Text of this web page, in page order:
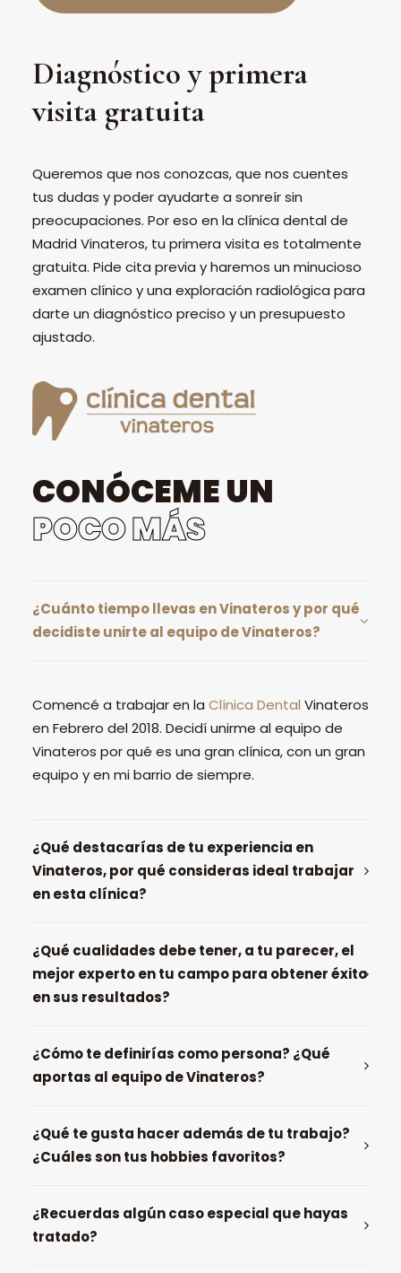
Diagnóstico y primera
visita gratuita
Queremos que nos conozcas, que nos cuentes
tus dudas y poder ayudarte a sonreír sin
preocupaciones. Por eso en la clínica dental de
Madrid Vinateros, tu primera visita es totalmente
gratuita. Pide cita previa y haremos un minucioso
examen clínico y una exploración radiológica para
darte un diagnóstico preciso y un presupuesto
ajustado.
CONÓCEME UN
POCO MÁS
¿Cuánto tiempo llevas en Vinateros y por qué
decidiste unirte al equipo de Vinateros?
Comencé a trabajar en la Clínica Dental Vinateros
en Febrero del 2018. Decidí unirme al equipo de
Vinateros por qué es una gran clínica, con un gran
equipo y en mi barrio de siempre.
¿Qué destacarías de tu experiencia en
Vinateros, por qué consideras ideal trabajar
en esta clínica?
¿Qué cualidades debe tener, a tu parecer, el
mejor experto en tu campo para obtener éxito
en sus resultados?
¿Cómo te definirías como persona? ¿Qué
aportas al equipo de Vinateros?
¿Qué te gusta hacer además de tu trabajo?
¿Cuáles son tus hobbies favoritos?
¿Recuerdas algún caso especial que hayas
tratado?